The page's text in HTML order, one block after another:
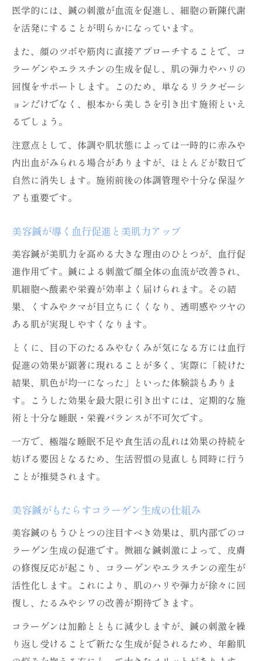
美容鍼を続けた結果の美容力アップ実感
美容鍼の通院頻度と効果の関係性
美容鍼を続けることで得られる持続的効果
美容鍼の長期的な美容効果を徹底解説
美容鍼とハイフは何が違うのか丁寧解説
美容鍼とハイフの違いをわかりやすく比較
美容鍼が得意な効果とハイフの特徴
美容鍼とハイフどっちが自分向きか判断法
美容鍼とハイフの併用は可能か解説
美容鍼の自然治癒力を活かしたアプローチ
医学的には、鍼の刺激が血流を促進し、細胞の新陳代謝
を活発にすることが明らかになっています。
また、顔のツボや筋肉に直接アプローチすることで、コ
ラーゲンやエラスチンの生成を促し、肌の弾力やハリの
回復をサポートします。このため、単なるリラクゼーシ
ョンだけでなく、根本から美しさを引き出す施術といえ
るでしょう。
注意点として、体調や肌状態によっては一時的に赤みや
内出血がみられる場合がありますが、ほとんどが数日で
自然に消失します。施術前後の体調管理や十分な保湿ケ
アも重要です。
美容鍼が導く血行促進と美肌力アップ
美容鍼が美肌力を高める大きな理由のひとつが、血行促
進作用です。鍼による刺激で顔全体の血流が改善され、
肌細胞へ酸素や栄養が効率よく届けられます。その結
果、くすみやクマが目立ちにくくなり、透明感やツヤの
ある肌が実現しやすくなります。
とくに、目の下のたるみやむくみが気になる方には血行
促進の効果が顕著に現れることが多く、実際に「続けた
結果、肌色が均一になった」といった体験談もありま
す。こうした効果を最大限に引き出すには、定期的な施
術と十分な睡眠・栄養バランスが不可欠です。
一方で、極端な睡眠不足や食生活の乱れは効果の持続を
妨げる要因となるため、生活習慣の見直しも同時に行う
ことが推奨されます。
美容鍼がもたらすコラーゲン生成の仕組み
美容鍼のもうひとつの注目すべき効果は、肌内部でのコ
ラーゲン生成の促進です。微細な鍼刺激によって、皮膚
の修復反応が起こり、コラーゲンやエラスチンの産生が
活性化します。これにより、肌のハリや弾力が徐々に回
復し、たるみやシワの改善が期待できます。
コラーゲンは加齢とともに減少しますが、鍼の刺激を繰
り返し受けることで新たな生成が促されるため、年齢肌